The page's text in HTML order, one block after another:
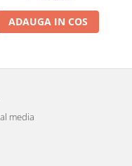
ADAUGA IN COS
media